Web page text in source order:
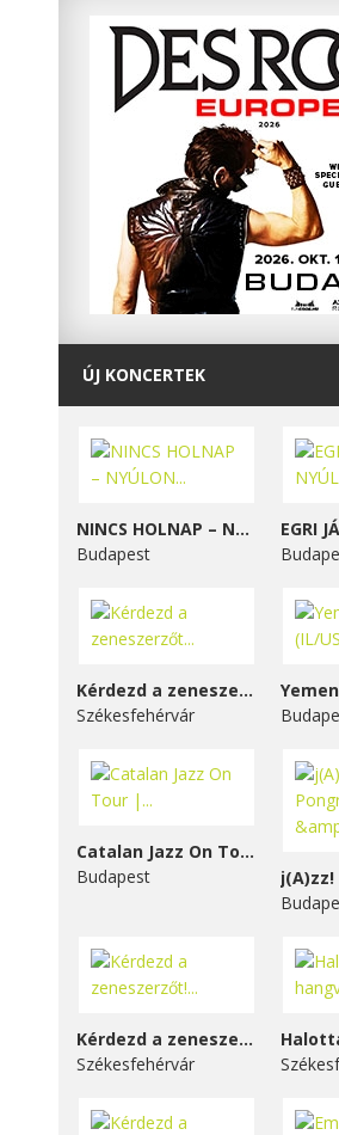
ÚJ KONCERTEK
NINCS HOLNAP – NYÚLON...
Budapest
Kérdezd a zeneszerzőt...
Székesfehérvár
Catalan Jazz On Tour |...
Budapest
Kérdezd a zeneszerzőt!...
Székesfehérvár